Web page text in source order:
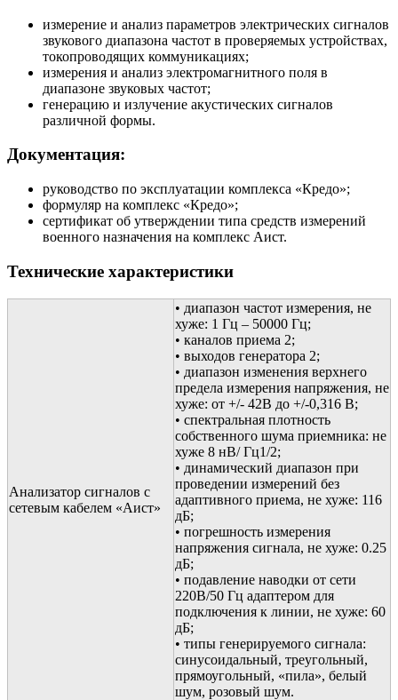
измерение и анализ параметров электрических сигналов
звукового диапазона частот в проверяемых устройствах,
токопроводящих коммуникациях;
измерения и анализ электромагнитного поля в
диапазоне звуковых частот;
генерацию и излучение акустических сигналов
различной формы.
Документация:
руководство по эксплуатации комплекса «Кредо»;
формуляр на комплекс «Кредо»;
сертификат об утверждении типа средств измерений
военного назначения на комплекс Аист.
Технические характеристики
Анализатор сигналов с
сетевым кабелем «Аист»
• диапазон частот измерения, не
хуже: 1 Гц – 50000 Гц;
• каналов приема 2;
• выходов генератора 2;
• диапазон изменения верхнего
предела измерения напряжения, не
хуже: от +/- 42В до +/-0,316 В;
• спектральная плотность
собственного шума приемника: не
хуже 8 нВ/ Гц1/2;
• динамический диапазон при
проведении измерений без
адаптивного приема, не хуже: 116
дБ;
• погрешность измерения
напряжения сигнала, не хуже: 0.25
дБ;
• подавление наводки от сети
220В/50 Гц адаптером для
подключения к линии, не хуже: 60
дБ;
• типы генерируемого сигнала:
синусоидальный, треугольный,
прямоугольный, «пила», белый
шум, розовый шум.